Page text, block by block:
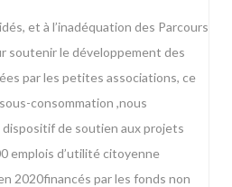
et à l’inadéquation des Parcours
soutenir le développement des
par les petites associations, ce
consommation ,nous
dispositif de soutien aux projets
emplois d’utilité citoyenne
2020financés par les fonds non